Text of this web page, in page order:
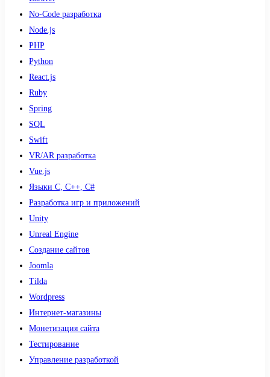
No-Code разработка
Node.js
PHP
Python
React.js
Ruby
Spring
SQL
Swift
VR/AR разработка
Vue.js
Языки С, С++, С#
Разработка игр и приложений
Unity
Unreal Engine
Создание сайтов
Joomla
Tilda
Wordpress
Интернет-магазины
Монетизация сайта
Тестирование
Управление разработкой